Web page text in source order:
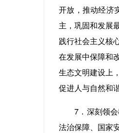
开放，推动经济
主，巩固和发展
践行社会主义核
在发展中保障和
生态文明建设上
促进人与自然和
7．深刻领会
法治保障、国家